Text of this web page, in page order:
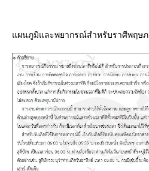
ผนภูมิและพยากรณ์สำหรับราศีพฤษภ